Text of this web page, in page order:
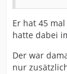
Er hat 45
hatte dabei
Der war
nur